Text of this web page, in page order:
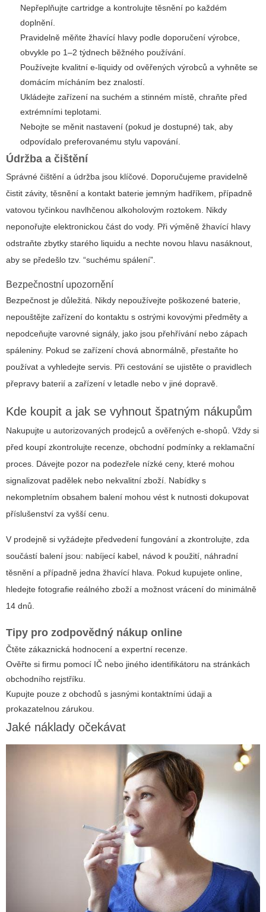
Nepřeplňujte cartridge a kontrolujte těsnění po každém
doplnění.
Pravidelně měňte žhavící hlavy podle doporučení výrobce,
obvykle po 1–2 týdnech běžného používání.
Používejte kvalitní e-liquidy od ověřených výrobců a vyhněte se
domácím mícháním bez znalostí.
Ukládejte zařízení na suchém a stinném místě, chraňte před
extrémními teplotami.
Nebojte se měnit nastavení (pokud je dostupné) tak, aby
odpovídalo preferovanému stylu vapování.
Údržba a čištění
Správné čištění a údržba jsou klíčové. Doporučujeme pravidelně
čistit závity, těsnění a kontakt baterie jemným hadříkem, případně
vatovou tyčinkou navlhčenou alkoholovým roztokem. Nikdy
neponořujte elektronickou část do vody. Při výměně žhavící hlavy
odstraňte zbytky starého liquidu a nechte novou hlavu nasáknout,
aby se předešlo tzv. “suchému spálení”.
Bezpečnostní upozornění
Bezpečnost je důležitá. Nikdy nepoužívejte poškozené baterie,
nepouštějte zařízení do kontaktu s ostrými kovovými předměty a
nepodceňujte varovné signály, jako jsou přehřívání nebo zápach
spáleniny. Pokud se zařízení chová abnormálně, přestaňte ho
používat a vyhledejte servis. Při cestování se ujistěte o pravidlech
přepravy baterií a zařízení v letadle nebo v jiné dopravě.
Kde koupit a jak se vyhnout špatným nákupům
Nakupujte u autorizovaných prodejců a ověřených e-shopů. Vždy si
před koupí zkontrolujte recenze, obchodní podmínky a reklamační
proces. Dávejte pozor na podezřele nízké ceny, které mohou
signalizovat padělek nebo nekvalitní zboží. Nabídky s
nekompletním obsahem balení mohou vést k nutnosti dokupovat
příslušenství za vyšší cenu.
V prodejně si vyžádejte předvedení fungování a zkontrolujte, zda
součástí balení jsou: nabíjecí kabel, návod k použití, náhradní
těsnění a případně jedna žhavící hlava. Pokud kupujete online,
hledejte fotografie reálného zboží a možnost vrácení do minimálně
14 dnů.
Tipy pro zodpovědný nákup online
Čtěte zákaznická hodnocení a expertní recenze.
Ověřte si firmu pomocí IČ nebo jiného identifikátoru na stránkách
obchodního rejstříku.
Kupujte pouze z obchodů s jasnými kontaktními údaji a
prokazatelnou zárukou.
Jaké náklady očekávat